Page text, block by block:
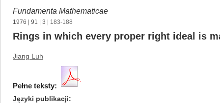
Fundamenta Mathematicae
1976 91 3 | 183-188
Rings in which every proper right ideal is
Jiang Luh
Pełne teksty:
Języki publikacji